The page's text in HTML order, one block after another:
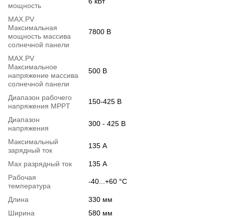
мощность
MAX.PV
Максимальная
мощность массива
солнечной панели
7800 В
MAX.PV
Максимальное
напряжение массива
солнечной панели
500 В
Диапазон рабочего
напряжения MPPT
150-425 В
Диапазон
напряжения
300 - 425 В
Максимальный
зарядный ток
135 А
Max разрядный ток
135 А
Рабочая
температура
-40...+60 °С
Длина
330 мм
Ширина
580 мм